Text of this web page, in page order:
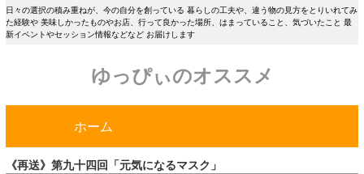
日々の選択の積み重ねが、今の自分を創っている 暮らしの工夫や、違う物の見方をとりいれてみ
た経験や 美味しかったものやお店、行って良かった場所、はまっていること、気づいたこと 最
新イベントやセッション情報などなど お届けします
ゆっぴぃのオススメ
ホーム
《再送》第九十四回「元気になるマスク」